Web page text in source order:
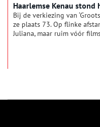
Haarlemse Kenau stond
Bij de verkiezing van
ze plaats 73. Op flinke
Juliana, maar ruim vóór